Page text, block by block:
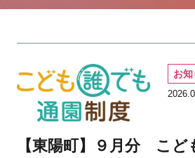
お
【東陽町】９月分 こど